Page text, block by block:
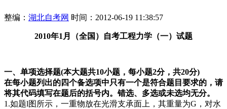
整编： 湖北自考网 时间：2012-06-19 11:38:57
2010年1月（全国 ） 自考工程力学（一）试题
一、单项选择题(本大题共10小题，每小题2分，共20分)
在每小题列出的四个备选项中只有一个是符合题目要求的，请
将其代码填写在题后的括号内。错选、多选或未选均无分。
1.如题l图所示，一重物放在光滑支承面上，其重量为G，对水